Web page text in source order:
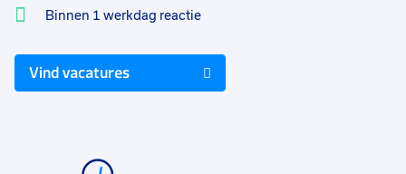
Binnen 1 werkdag reactie
Vind vacatures